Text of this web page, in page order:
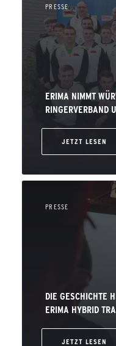
PRESSE
ERIMA NIMMT
RINGERVERBAND
JETZT LESEN
PRESSE
DIE GESCHICHTE
ERIMA HYBRID
JETZT LESEN